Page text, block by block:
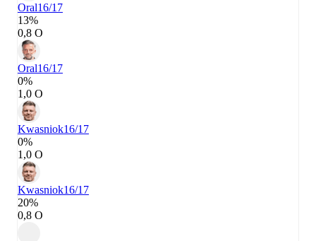
Oral16/17
13%
0,8 О
Oral16/17
0%
1,0 О
Kwasniok16/17
0%
1,0 О
Kwasniok16/17
20%
0,8 О